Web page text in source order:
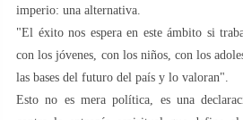
imperio: una alternativa.
"El éxito nos espera en este ámbito si
con los jóvenes, con los niños, con los
las bases del futuro del país y lo valoran".
Esto no es mera política, es una